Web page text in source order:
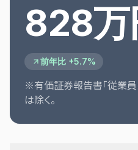
828万
前年比 +5.7%
※有価証券報告書「従業員
は除く。